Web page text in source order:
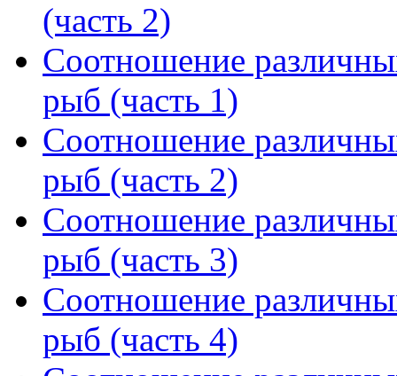
(часть 2)
Соотношение
рыб (часть 1)
Соотношение
рыб (часть 2)
Соотношение
рыб (часть 3)
Соотношение
рыб (часть 4)